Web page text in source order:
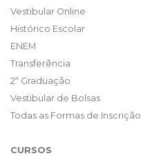
Vestibular Online
Histórico Escolar
ENEM
Transferência
2ª Graduação
Vestibular de Bolsas
Todas as Formas de Inscrição
CURSOS